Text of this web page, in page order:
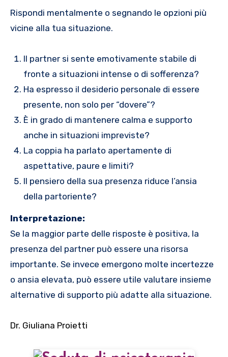
Rispondi mentalmente o segnando le opzioni più
vicine alla tua situazione.
Il partner si sente emotivamente stabile di
fronte a situazioni intense o di sofferenza?
Ha espresso il desiderio personale di essere
presente, non solo per “dovere”?
È in grado di mantenere calma e supporto
anche in situazioni impreviste?
La coppia ha parlato apertamente di
aspettative, paure e limiti?
Il pensiero della sua presenza riduce l’ansia
della partoriente?
Interpretazione:
Se la maggior parte delle risposte è positiva, la
presenza del partner può essere una risorsa
importante. Se invece emergono molte incertezze
o ansia elevata, può essere utile valutare insieme
alternative di supporto più adatte alla situazione.
Dr. Giuliana Proietti